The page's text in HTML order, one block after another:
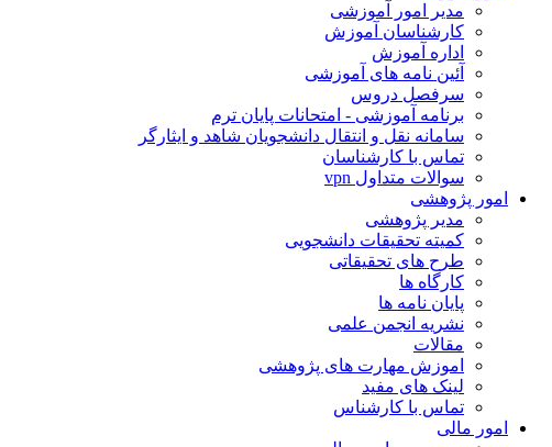
مدیر امور آموزشی
کارشناسان آموزش
اداره آموزش
آئین نامه های آموزشی
سرفصل دروس
برنامه آموزشی - امتحانات پایان ترم
سامانه نقل و انتقال دانشجویان شاهد و ایثارگر
تماس با کارشناسان
سوالات متداول vpn
امور پژوهشی
مدیر پژوهشی
کمیته تحقیقات دانشجویی
طرح های تحقیقاتی
کارگاه ها
پایان نامه ها
نشریه انجمن علمی
مقالات
اموزش مهارت های پژوهشی
لینک های مفید
تماس با کارشناس
امور مالی